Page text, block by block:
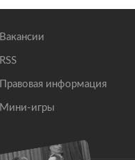
Вакансии
RSS
Правовая информация
Мини-игры